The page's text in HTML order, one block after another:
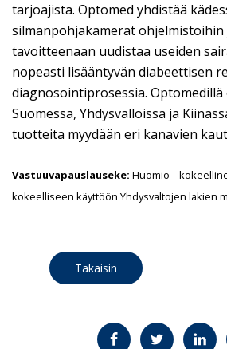
tarjoajista. Optomed yhdistää
silmänpohjakamerat ohjelmistoihin
tavoitteenaan uudistaa useiden
nopeasti lisääntyvän diabeettisen
diagnosointiprosessia.
Suomessa, Yhdysvalloissa ja
tuotteita myydään eri kanavien
Vastuuvapauslauseke: Huomio –
kokeelliseen käyttöön Yhdysvaltojen lakien
Takaisin
Jaa Facebookissa
Jaa Jaa